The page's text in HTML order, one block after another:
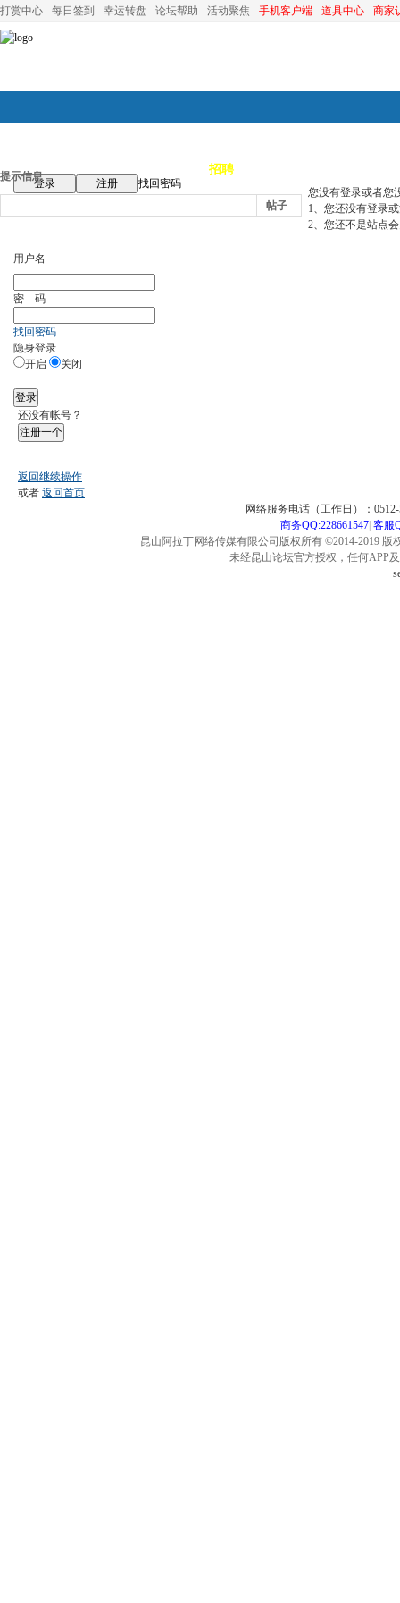
打赏中心 每日签到 幸运转盘 论坛帮助 活动聚焦 手机客户端 道具中心 商家
论坛首页 招聘
登录 注册
找回密码
帖子
提示信息
您没有登录或者您
1、您还没有登录
2、您还不是站点
用户名
密 码
找回密码
隐身登录
开启
关闭
登录
还没有帐号？
注册一个
返回继续操作
或者 返回首页
网络服务电话（工作日）：
商务QQ:228661547| 客服
昆山阿拉丁网络传媒有限公司版权所有 ©2014-2019
未经昆山论坛官方授权，任何APP